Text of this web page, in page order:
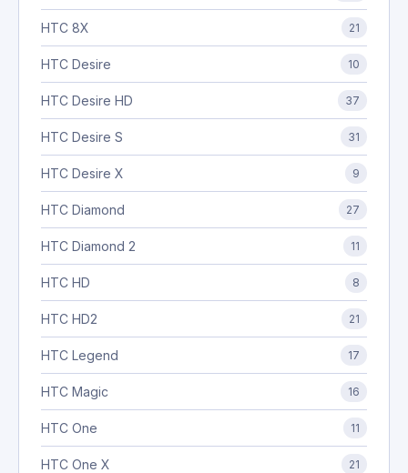
HTC 8X 21
HTC Desire 10
HTC Desire HD 37
HTC Desire S 31
HTC Desire X 9
HTC Diamond 27
HTC Diamond 2 11
HTC HD 8
HTC HD2 21
HTC Legend 17
HTC Magic 16
HTC One 11
HTC One X 21